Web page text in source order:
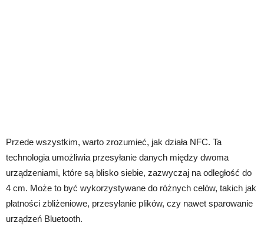
Przede wszystkim, warto zrozumieć, jak działa NFC. Ta
technologia umożliwia przesyłanie danych między dwoma
urządzeniami, które są blisko siebie, zazwyczaj na odległość do
4 cm. Może to być wykorzystywane do różnych celów, takich jak
płatności zbliżeniowe, przesyłanie plików, czy nawet sparowanie
urządzeń Bluetooth.